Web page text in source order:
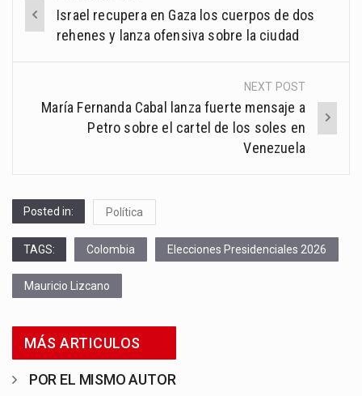
navigation
Israel recupera en Gaza los cuerpos de dos
rehenes y lanza ofensiva sobre la ciudad
NEXT POST
María Fernanda Cabal lanza fuerte mensaje a
Petro sobre el cartel de los soles en
Venezuela
Posted in: Política
TAGS: Colombia Elecciones Presidenciales 2026
Mauricio Lizcano
MÁS ARTICULOS
POR EL MISMO AUTOR